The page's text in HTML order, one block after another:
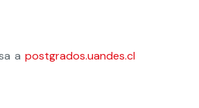
a postgrados.uandes.cl